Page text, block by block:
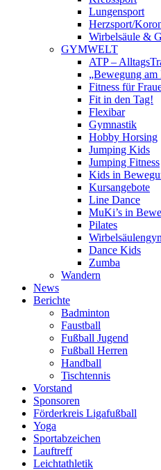
Lungensport
Herzsport/
Wirbelsäule &
GYMWELT
ATP –
„Bewegung am
Fitness für
Fit in den Tag!
Flexibar
Gymnastik
Hobby Horsing
Jumping Kids
Jumping Fitness
Kids in
Kursangebote
Line Dance
MuKi’s in
Pilates
Dance Kids
Zumba
Wandern
News
Berichte
Badminton
Faustball
Fußball Jugend
Fußball Herren
Handball
Tischtennis
Vorstand
Sponsoren
Förderkreis Ligafußball
Yoga
Sportabzeichen
Lauftreff
Leichtathletik